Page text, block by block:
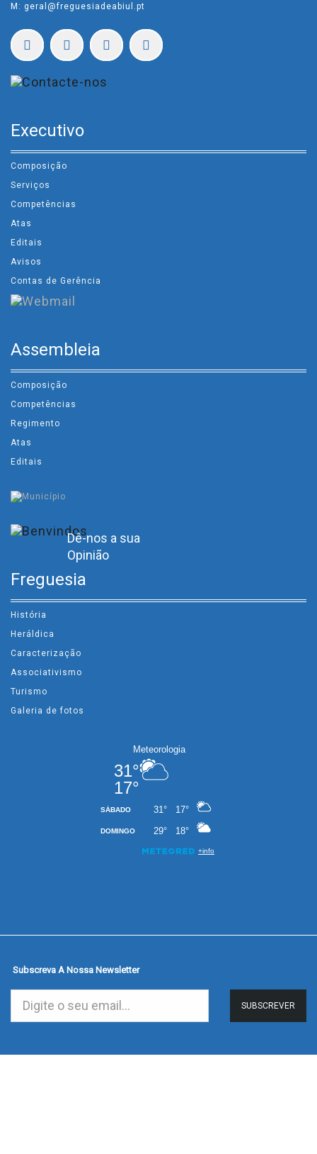
M: geral@freguesiadeabiul.pt
Executivo
Composição
Serviços
Competências
Atas
Editais
Avisos
Contas de Gerência
Assembleia
Composição
Competências
Regimento
Atas
Editais
Dê-nos a sua
Opinião
Freguesia
História
Heráldica
Caracterização
Associativismo
Turismo
Galeria de fotos
Subscreva A Nossa Newsletter
SUBSCREVER